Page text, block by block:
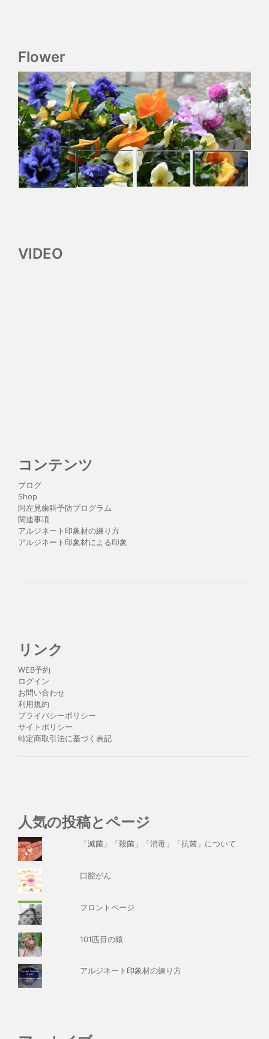
Flower
VIDEO
コンテンツ
ブログ
Shop
阿左見歯科予防プログラム
関連事項
アルジネート印象材の練り方
アルジネート印象材による印象
リンク
WEB予約
ログイン
お問い合わせ
利用規約
プライバシーポリシー
サイトポリシー
特定商取引法に基づく表記
人気の投稿とページ
「滅菌」「殺菌」「消毒」「抗菌」について
口腔がん
フロントページ
101匹目の猿
アルジネート印象材の練り方